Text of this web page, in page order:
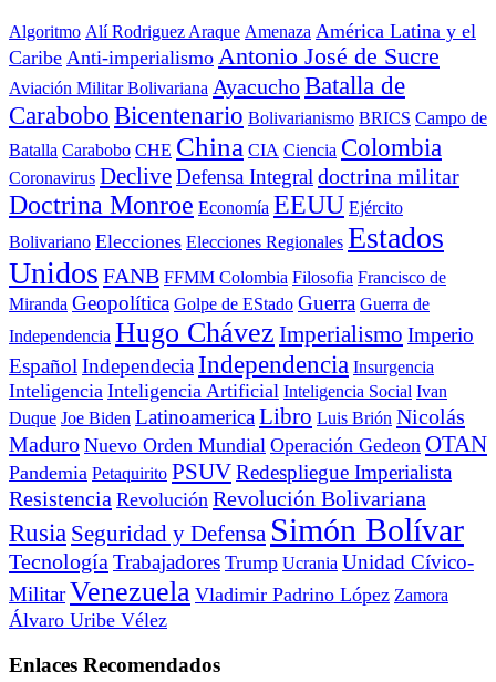
Algoritmo Alí Rodriguez Araque Amenaza América Latina y el
Caribe Anti-imperialismo Antonio José de Sucre
Aviación Militar Bolivariana AyacuchoBatalla de
Carabobo Bicentenario Bolivarianismo BRICS Campo de
Batalla Carabobo CHE China CIA Ciencia Colombia
Coronavirus DecliveDefensa Integraldoctrina militar
Doctrina Monroe Economía EEUU Ejército
Bolivariano Elecciones Elecciones Regionales Estados
Unidos FANB FFMM Colombia Filosofia Francisco de
Miranda Geopolítica Golpe de EStado Guerra Guerra de
Independencia Hugo Chávez Imperialismo Imperio
EspañolIndependeciaIndependencia Insurgencia
Inteligencia Inteligencia Artificial Inteligencia Social Ivan
Duque Joe Biden LatinoamericaLibro Luis Brión Nicolás
Maduro Nuevo Orden Mundial Operación Gedeon OTAN
Pandemia Petaquirito PSUVRedespliegue Imperialista
Resistencia Revolución Revolución Bolivariana
Rusia Seguridad y Defensa Simón Bolívar
Tecnología Trabajadores Trump Ucrania Unidad Cívico-
MilitarVenezuela Vladimir Padrino López Zamora
Álvaro Uribe Vélez
Enlaces Recomendados